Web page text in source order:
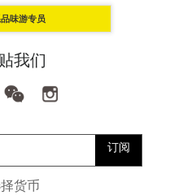
味游专员
我们
订阅
货币